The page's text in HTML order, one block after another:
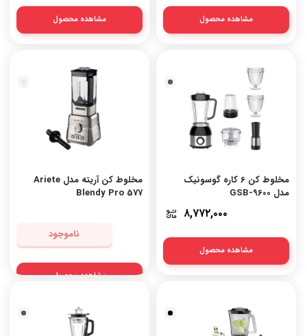
مشاهده محصول مشاهده محصول
مخلوط کن 6 کاره گوسونیک
مدل GSB-9600
۸,۷۷۲,۰۰۰
مشاهده محصول
مخلوط کن آریته مدل Ariete
Blendy Pro 577
ناموجود
مشاهده محصول